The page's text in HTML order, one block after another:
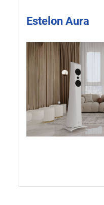
Estelon Aura